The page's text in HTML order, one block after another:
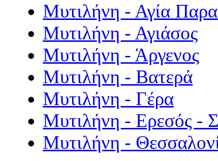
Μυτιλήνη - Αγία
Μυτιλήνη - Αγιάσος
Μυτιλήνη - Άργενος
Μυτιλήνη - Βατερά
Μυτιλήνη - Γέρα
Μυτιλήνη - Ερεσός -
Μυτιλήνη -